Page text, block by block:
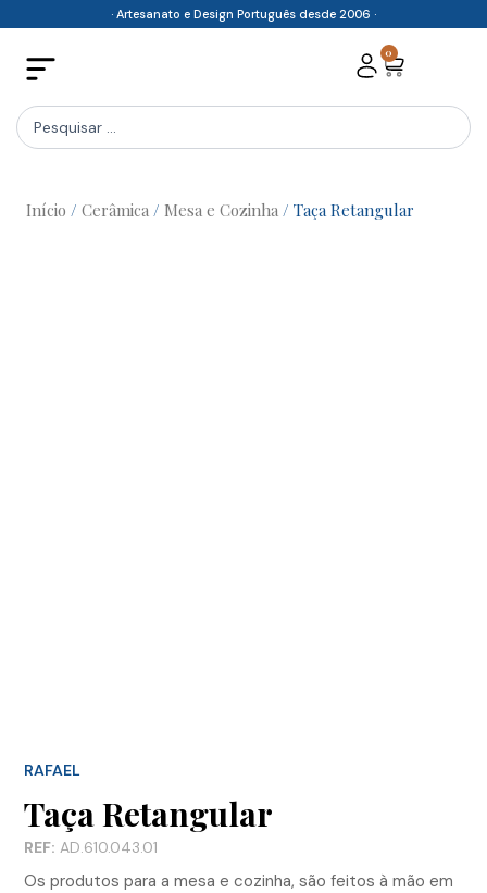
content
· Artesanato e Design Português desde 2006 ·
0
Cart
Search
...
Início / Cerâmica / Mesa e Cozinha / Taça Retangular
RAFAEL
Taça Retangular
REF: AD.610.043.01
Os produtos para a mesa e cozinha, são feitos à mão em